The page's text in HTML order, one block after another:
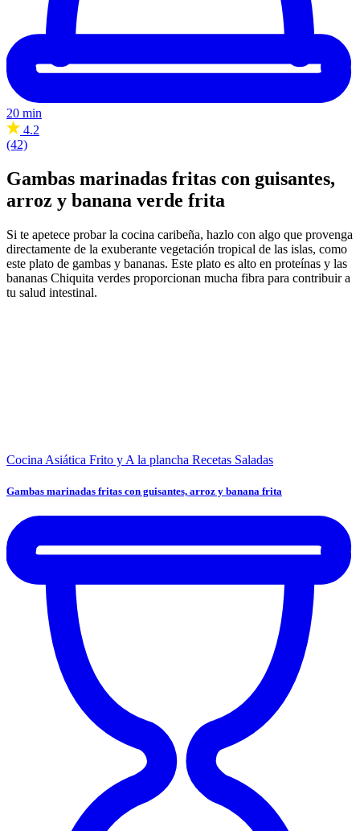
20 min
4.2
(42)
Gambas marinadas fritas con guisantes,
arroz y banana verde frita
Si te apetece probar la cocina caribeña, hazlo con algo que provenga
directamente de la exuberante vegetación tropical de las islas, como
este plato de gambas y bananas. Este plato es alto en proteínas y las
bananas Chiquita verdes proporcionan mucha fibra para contribuir a
tu salud intestinal.
Cocina Asiática Frito y A la plancha Recetas Saladas
Gambas marinadas fritas con guisantes, arroz y banana frita